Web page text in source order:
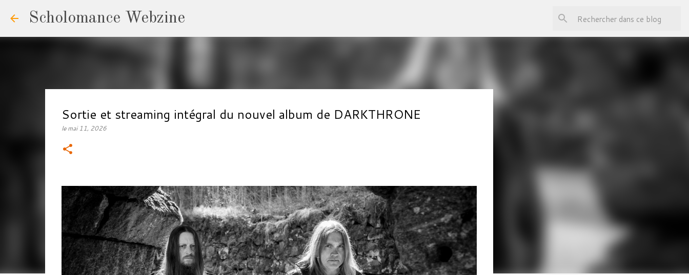
Scholomance Webzine
Sortie et streaming intégral du nouvel album de DARKTHRONE
lemai 11, 2026